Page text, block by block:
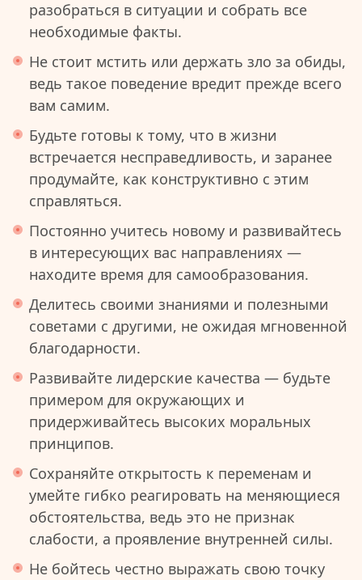
разобраться в ситуации и собрать все
необходимые факты.
Не стоит мстить или держать зло за обиды,
ведь такое поведение вредит прежде всего
вам самим.
Будьте готовы к тому, что в жизни
встречается несправедливость, и заранее
продумайте, как конструктивно с этим
справляться.
Постоянно учитесь новому и развивайтесь
в интересующих вас направлениях —
находите время для самообразования.
Делитесь своими знаниями и полезными
советами с другими, не ожидая мгновенной
благодарности.
Развивайте лидерские качества — будьте
примером для окружающих и
придерживайтесь высоких моральных
принципов.
Сохраняйте открытость к переменам и
умейте гибко реагировать на меняющиеся
обстоятельства, ведь это не признак
слабости, а проявление внутренней силы.
Не бойтесь честно выражать свою точку